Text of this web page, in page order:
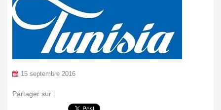
15 septembre 2016
Partager sur :